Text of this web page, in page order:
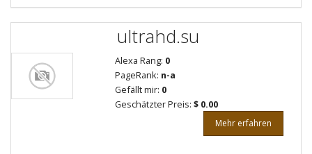
ultrahd.su
Alexa Rang: 0
PageRank: n-a
Gefällt mir: 0
Geschätzter Preis: $ 0.00
Mehr erfahren